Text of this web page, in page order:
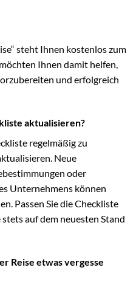
steht Ihnen kostenlos zum
Ihnen damit helfen,
und erfolgreich
aktualisieren?
regelmäßig zu
Neue
oder
Unternehmens können
Passen Sie die Checkliste
auf dem neuesten Stand
Reise etwas vergesse